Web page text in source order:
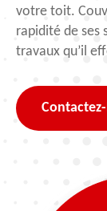
votre toit.
rapidité de ses
travaux qu’il